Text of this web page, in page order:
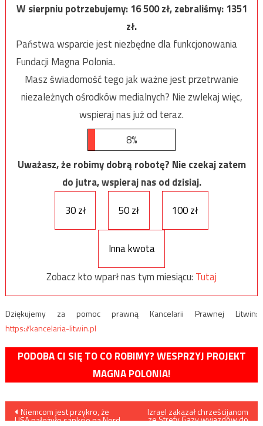
W sierpniu potrzebujemy:16 500zł, zebraliśmy:1351
zł.
Państwa wsparcie jest niezbędne dla funkcjonowania
Fundacji Magna Polonia.
Masz świadomość tego jak ważne jest przetrwanie
niezależnych ośrodków medialnych? Nie zwlekaj więc,
wspieraj nas już od teraz.
8%
Uważasz, że robimy dobrą robotę? Nie czekaj zatem
do jutra, wspieraj nas od dzisiaj.
30 zł
50 zł 100 zł
Inna kwota
Zobacz kto wparł nas tym miesiącu: Tutaj
Dziękujemy za pomoc prawną Kancelarii Prawnej Litwin:
https://kancelaria-litwin.pl
PODOBA CI SIĘ TO CO ROBIMY? WESPRZYJ PROJEKT
MAGNA POLONIA!
Nawigacja
Niemcom jest przykro, że
USA nałożyło sankcje na Nord
Izrael zakazał chrześcijanom
ze Strefy Gazy wyjazdów do